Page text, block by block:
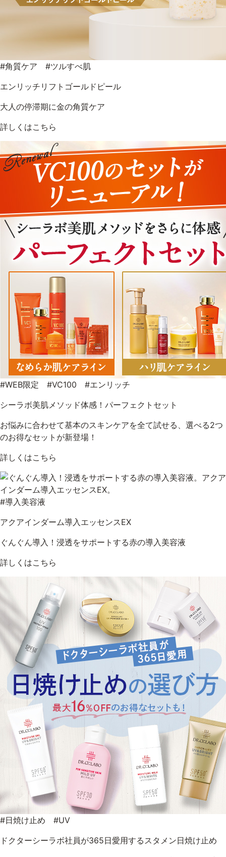
#角質ケア #ツルすべ肌
エンリッチリフトゴールドピール
大人の停滞期に金の角質ケア
詳しくはこちら
#WEB限定 #VC100 #エンリッチ
シーラボ美肌メソッド体感！パーフェクトセット
お悩みに合わせて基本のスキンケアを全て試せる、選べる2つ
のお得なセットが新登場！
詳しくはこちら
#導入美容液
アクアインダーム導入エッセンスEX
ぐんぐん導入！浸透をサポートする赤の導入美容液
詳しくはこちら
#日焼け止め #UV
ドクターシーラボ社員が365日愛用するスタメン日焼け止め